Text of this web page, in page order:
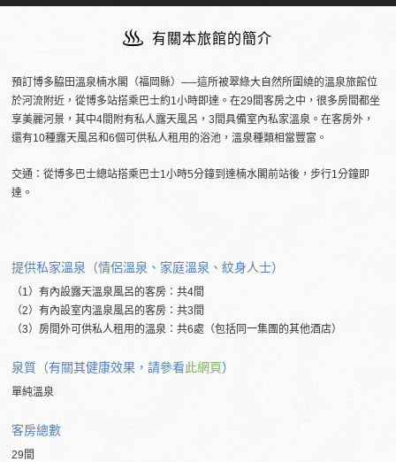
有關本旅館的簡介
預訂博多脇田溫泉楠水閣（福岡縣）──這所被翠綠大自然所圍繞的溫泉旅館位
於河流附近，從博多站搭乘巴士約1小時即達。在29間客房之中，很多房間都坐
享美麗河景，其中4間附有私人露天風呂，3間具備室內私家溫泉。在客房外，
還有10種露天風呂和6個可供私人租用的浴池，溫泉種類相當豐富。
交通：從博多巴士總站搭乘巴士1小時5分鐘到達楠水閣前站後，步行1分鐘即
達。
提供私家溫泉（情侶溫泉、家庭溫泉、紋身人士）
（1）有內設露天溫泉風呂的客房：共4間
（2）有內設室内溫泉風呂的客房：共3間
（3）房間外可供私人租用的溫泉：共6處（包括同一集團的其他酒店）
泉質（有關其健康效果，請參看此網頁）
單純溫泉
客房總數
29間